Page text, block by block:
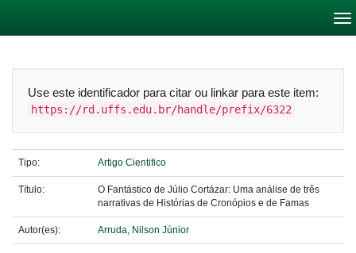
Use este identificador para citar ou linkar para este item:
https://rd.uffs.edu.br/handle/prefix/6322
Tipo: Artigo Cientifico
Título:
O Fantástico de Júlio Cortázar: Uma análise de três
narrativas de Histórias de Cronópios e de Famas
Autor(es): Arruda, Nilson Júnior